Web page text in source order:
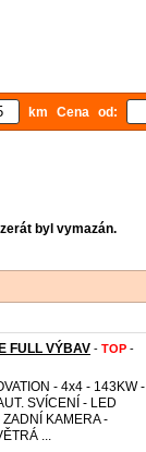
km Cena od:
byl vymazán.
FULL VÝBAV - TOP -
- 4x4 - 143KW -
SVÍCENÍ - LED
KAMERA -
...